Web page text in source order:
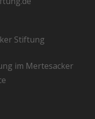
Stiftung
im Mertesacker